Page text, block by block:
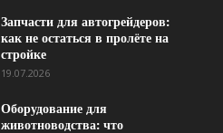
Запчасти для автогрейдеров:
как не остаться в пролёте на
стройке
19.07.2026
Оборудование для
животноводства: что